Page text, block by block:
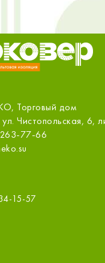
Торговый дом
ул. Чистопольская, 6,
77-66
15-57